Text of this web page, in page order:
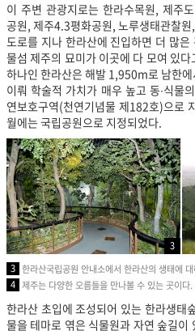
이 주변 관광지로는 한라수목원, 제주
공원, 제주4.3평화공원, 노루생태관찰
도로를 지나 한라산에 진입하면 더 많
물섬 제주의 묘미가 이곳에 다 모여 있
하나인 한라산은 해발 1,950m로 남한
이뤄 학술적 가치가 매우 높고 동∙식물
연보호구역(천연기념물 제182호)으로
월에는 국립공원으로 지정되었다.
3
3 한라산국립공원 안내소에서 한라산의 생태에
4 제주는 다양한 오름들을 만나볼 수 있는 곳이다.
한라산 초입에 조성되어 있는 한라생태
물을 테마로 엮은 식물원과 자연 숲길이